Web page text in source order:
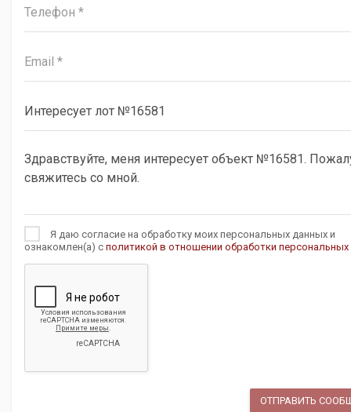
Я даю согласие на обработку моих персональных данных и
ознакомлен(а) с политикой в отношении обработки